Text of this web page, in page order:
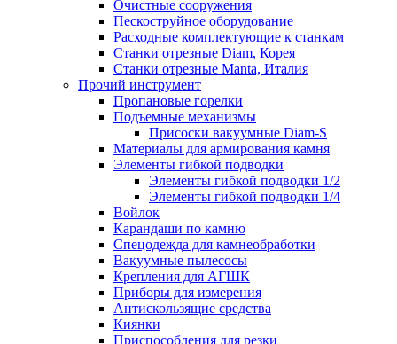
Очистные сооружения
Пескоструйное оборудование
Расходные комплектующие к станкам
Станки отрезные Diam, Корея
Станки отрезные Manta, Италия
Прочий инструмент
Пропановые горелки
Подъeмные механизмы
Присоски вакуумные Diam-S
Материалы для армирования камня
Элементы гибкой подводки
Элементы гибкой подводки 1/2
Элементы гибкой подводки 1/4
Войлок
Карандаши по камню
Спецодежда для камнеобработки
Вакуумные пылесосы
Крепления для АГШК
Приборы для измерения
Антискользящие средства
Киянки
Приспособления для резки